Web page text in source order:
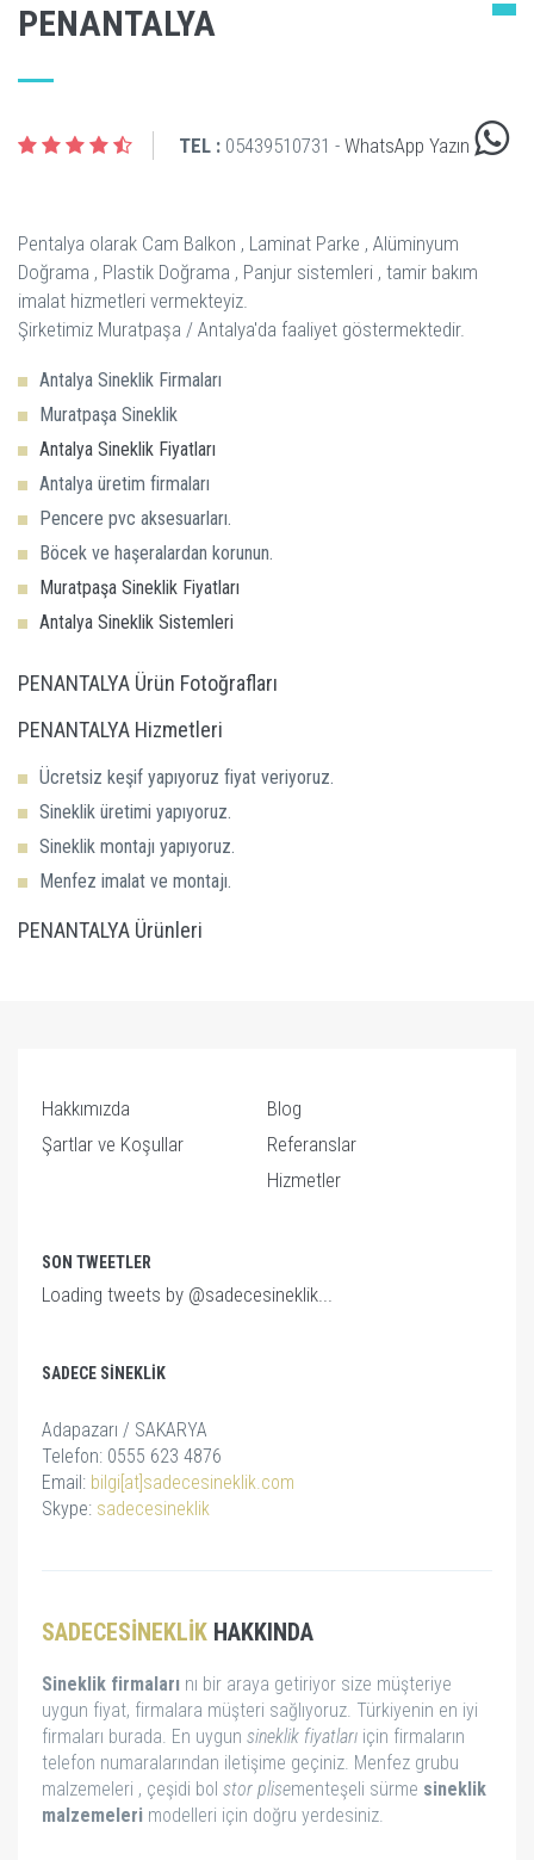
PENANTALYA
TEL : 05439510731 - WhatsApp Yazın
Pentalya olarak Cam Balkon , Laminat Parke , Alüminyum
Doğrama , Plastik Doğrama , Panjur sistemleri , tamir bakım
imalat hizmetleri vermekteyiz.
Antalya Sineklik Firmaları
Muratpaşa Sineklik
Antalya Sineklik Fiyatları
Antalya üretim firmaları
Pencere pvc aksesuarları.
Böcek ve haşeralardan korunun.
Muratpaşa Sineklik Fiyatları
Antalya Sineklik Sistemleri
PENANTALYA Ürün Fotoğrafları
PENANTALYA Hizmetleri
Ücretsiz keşif yapıyoruz fiyat veriyoruz.
Sineklik üretimi yapıyoruz.
Sineklik montajı yapıyoruz.
Menfez imalat ve montajı.
PENANTALYA Ürünleri
Hakkımızda
Şartlar ve Koşullar
Blog
Referanslar
Hizmetler
SON TWEETLER
Loading tweets by @sadecesineklik...
SADECE SINEKLIK
Adapazarı / SAKARYA
Telefon: 0555 623 4876
Email: bilgi[at]sadecesineklik.com
Skype: sadecesineklik
SADECESINEKLIK HAKKINDA
Sineklik firmaları nı bir araya getiriyor size müşteriye
uygun fiyat, firmalara müşteri sağlıyoruz. Türkiyenin en iyi
firmaları burada. En uygun sineklik fiyatları için firmaların
telefon numaralarından iletişime geçiniz. Menfez grubu
malzemeleri , çeşidi bol stor plisementeşeli sürme sineklik
malzemeleri modelleri için doğru yerdesiniz.